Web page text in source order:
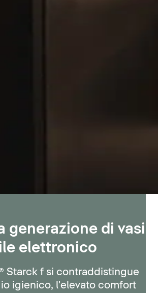
generazione di vasi
elettronico
Starck f si contraddistingue
igienico, l'elevato comfort